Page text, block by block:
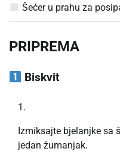
Šećer u prahu za
PRIPREMA
Biskvit
Izmiksajte bjelanjke sa
jedan žumanjak.